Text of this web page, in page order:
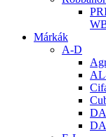
Márkák
A-D